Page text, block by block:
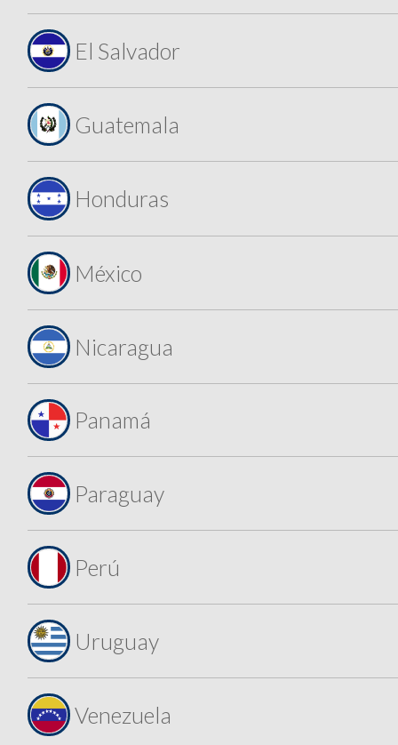
El Salvador
Guatemala
Honduras
México
Nicaragua
Panamá
Paraguay
Perú
Uruguay
Venezuela